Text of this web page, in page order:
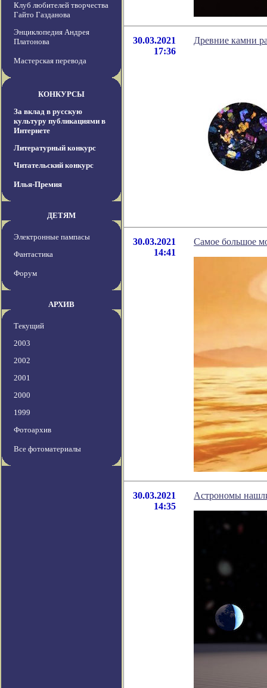
Клуб любителей творчества
Гайто Газданова
Энциклопедия Андрея
Платонова
Мастерская перевода
КОНКУРСЫ
За вклад в русскую
культуру публикациями в
Интернете
Литературный конкурс
Читательский конкурс
Илья-Премия
ДЕТЯМ
Электронные пампасы
Фантастика
Форум
АРХИВ
Текущий
2003
2002
2001
2000
1999
Фотоархив
Все фотоматериалы
30.03.2021
17:36
Древние камни
30.03.2021
14:41
Самое большое
30.03.2021
14:35
Астрономы